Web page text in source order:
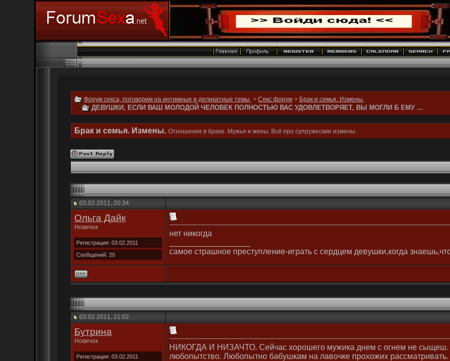
Форум секса, поговорим на интимные и деликатные темы. > Секс форум > Брак и семья. Измены.
ДЕВУШКИ, ЕСЛИ ВАШ МОЛОДОЙ ЧЕЛОВЕК ПОЛНОСТЬЮ ВАС УДОВЛЕТВОРЯЕТ, ВЫ МОГЛИ Б ЕМУ ...
Брак и семья. Измены. Отношения в браке. Мужья и жены. Всё про супружеские измены.
03.02.2011, 20:34
Ольга Дайк
Новичок
Регистрация: 03.02.2011
Сообщений: 20
нет никогда
самое страшное преступление-играть с сердцем девушки,когда
03.02.2011, 21:02
Бутрина
Новичок
Регистрация: 03.02.2011
НИКОГДА И НИЗАЧТО. Сейчас хорошего мужика днем с огнем не сыщеш.
любопытство. Любопытно бабушкам на лавочке прохожих